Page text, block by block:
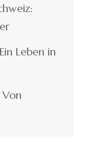
Leben in